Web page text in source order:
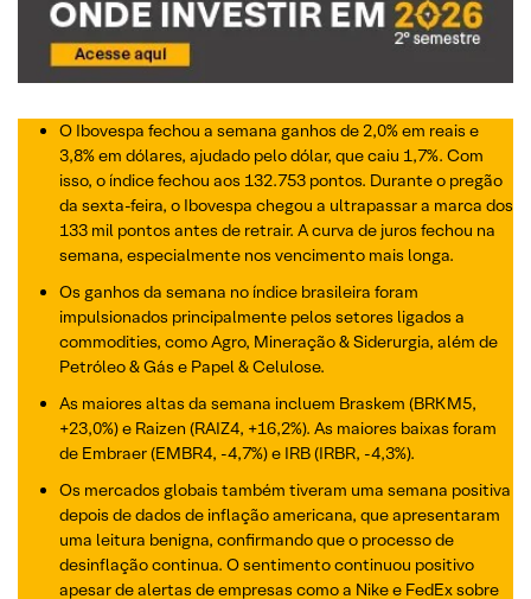
O Ibovespa fechou a semana ganhos de 2,0% em reais e
3,8% em dólares, ajudado pelo dólar, que caiu 1,7%. Com
isso, o índice fechou aos 132.753 pontos. Durante o pregão
da sexta-feira, o Ibovespa chegou a ultrapassar a marca dos
133 mil pontos antes de retrair. A curva de juros fechou na
semana, especialmente nos vencimento mais longa.
Os ganhos da semana no índice brasileira foram
impulsionados principalmente pelos setores ligados a
commodities, como Agro, Mineração & Siderurgia, além de
Petróleo & Gás e Papel & Celulose.
As maiores altas da semana incluem Braskem (BRKM5,
+23,0%) e Raizen (RAIZ4, +16,2%). As maiores baixas foram
de Embraer (EMBR4, -4,7%) e IRB (IRBR, -4,3%).
Os mercados globais também tiveram uma semana positiva
depois de dados de inflação americana, que apresentaram
uma leitura benigna, confirmando que o processo de
desinflação continua. O sentimento continuou positivo
apesar de alertas de empresas como a Nike e FedEx sobre